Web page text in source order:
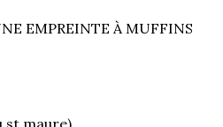
EMPREINTE À MUFFINS
st maure)